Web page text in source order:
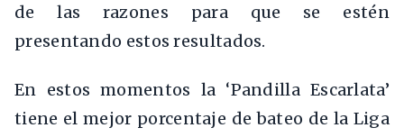
de las razones para que se estén
presentando estos resultados.
En estos momentos la ‘Pandilla Escarlata’
tiene el mejor porcentaje de bateo de la Liga